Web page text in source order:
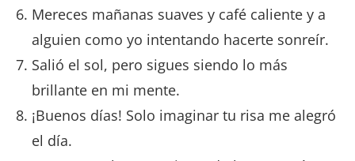
Mereces mañanas suaves y café caliente y a
alguien como yo intentando hacerte sonreír.
Salió el sol, pero sigues siendo lo más
brillante en mi mente.
¡Buenos días! Solo imaginar tu risa me alegró
el día.